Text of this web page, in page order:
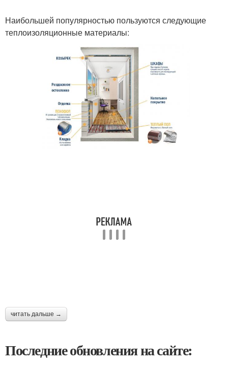
Наибольшей популярностью пользуются следующие
теплоизоляционные материалы:
читать дальше →
Последние обновления на сайте: